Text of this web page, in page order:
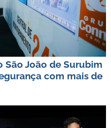
São João de Surubim
com mais de